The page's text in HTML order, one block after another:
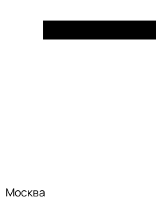
Москва